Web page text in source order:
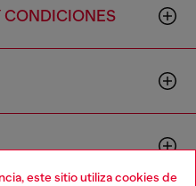
este sitio utiliza cookies de
CONDICIONES